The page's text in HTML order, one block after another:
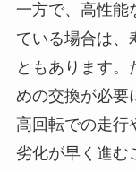
一方で、高性能
ている場合は、
ともあります
めの交換が必要
高回転での走行
劣化が早く進む